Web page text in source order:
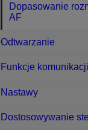
Dopasowanie
AF
Odtwarzanie
Funkcje komunikacji
Nastawy
Dostosowywanie